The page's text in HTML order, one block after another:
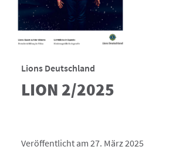
Lions Deutschland
LION 2/2025
Veröffentlicht am 27. März 2025